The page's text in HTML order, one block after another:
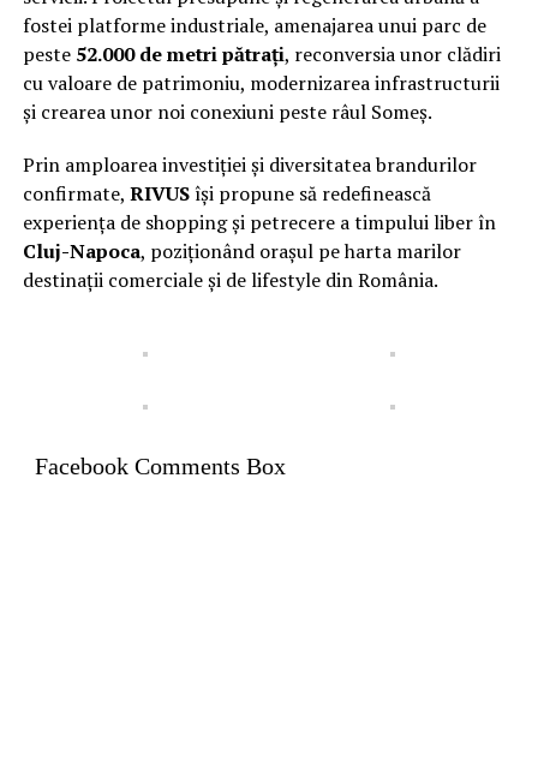
fostei platforme industriale, amenajarea unui parc de
peste 52.000 de metri pătrați, reconversia unor clădiri
cu valoare de patrimoniu, modernizarea infrastructurii
și crearea unor noi conexiuni peste râul Someș.
Prin amploarea investiției și diversitatea brandurilor
confirmate, RIVUSîși propune să redefinească
experiența de shopping și petrecere a timpului liber în
Cluj-Napoca, poziționând orașul pe harta marilor
destinații comerciale și de lifestyle din România.
Facebook Comments Box